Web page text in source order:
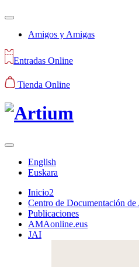
Amigos y Amigas
Entradas Online
Tienda Online
English
Euskara
Inicio2
Centro de Documentación de
Publicaciones
AMAonline.eus
JAI